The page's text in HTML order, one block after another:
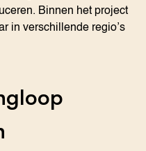
Binnen het project
in verschillende regio’s